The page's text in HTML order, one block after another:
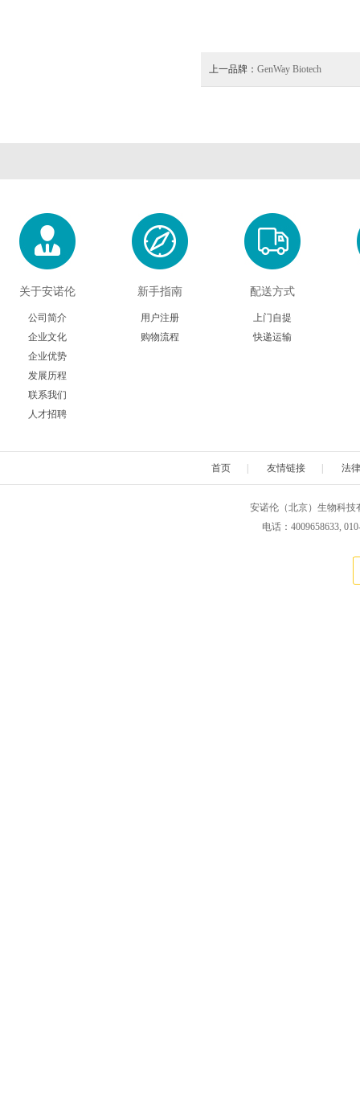
上一品牌： GenWay Biotech
关于安诺伦
公司简介
企业文化
企业优势
发展历程
联系我们
人才招聘
新手指南
用户注册
购物流程
配送方式
上门自提
快递运输
首页 友情链接 法
安诺伦（北京）生物科技
电话：4009658633,